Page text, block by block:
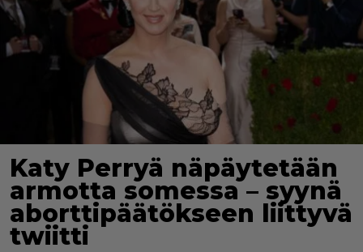
Katy Perryä näpäytetään
armotta somessa – syynä
aborttipäätökseen liittyvä
twiitti